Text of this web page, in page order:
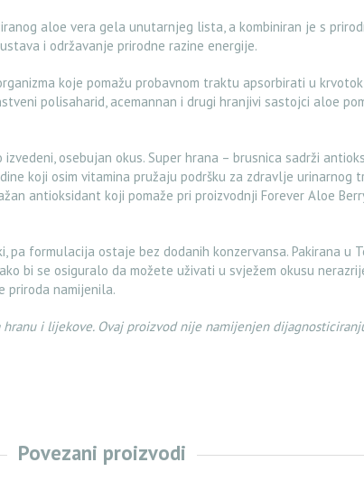
aloe vera gela unutarnjeg lista, a kombiniran je s
i održavanje prirodne razine energije.
koje pomažu probavnom traktu apsorbirati u
polisaharid, acemannan i drugi hranjivi sastojci aloe
osebujan okus. Super hrana – brusnica sadrži
koji osim vitamina pružaju podršku za zdravlje urinarnog
antioksidant koji pomaže pri proizvodnji Forever Aloe
pa formulacija ostaje bez dodanih konzervansa. Pakirana u
bi se osiguralo da možete uživati ​​u svježem okusu
priroda namijenila.
i lijekove. Ovaj proizvod nije namijenjen
Povezani proizvodi